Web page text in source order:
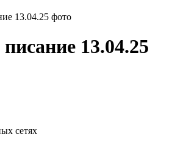
13.04.25 фото
писание 13.04.25
сетях